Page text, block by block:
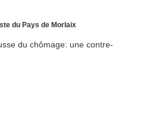
du Pays de Morlaix